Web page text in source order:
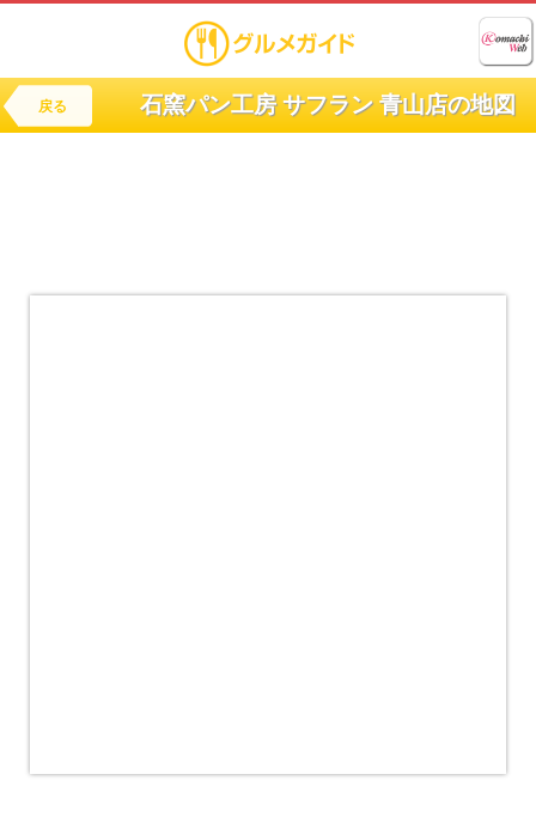
戻る 石窯パン工房 サフラン 青山店の地図